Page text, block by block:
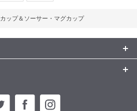
カップ＆ソーサー・マグカップ